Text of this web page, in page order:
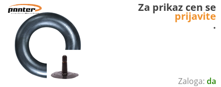
da
Za prikaz cen se
prijavite
.